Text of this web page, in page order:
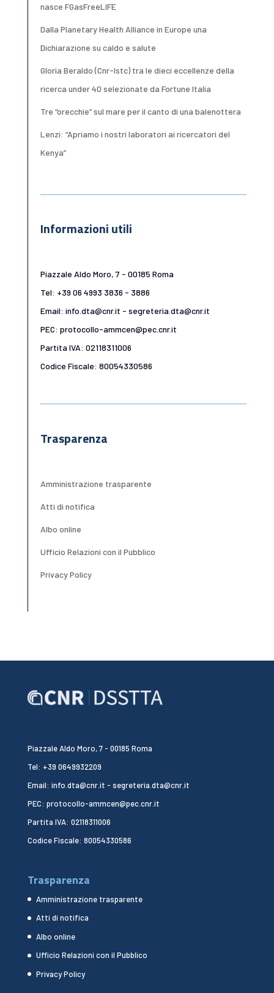
nasce FGasFreeLIFE
Dalla Planetary Health Alliance in Europe una
Dichiarazione su caldo e salute
Gloria Beraldo (Cnr-Istc) tra le dieci eccellenze della
ricerca under 40 selezionate da Fortune Italia
Tre “orecchie” sul mare per il canto di una balenottera
Lenzi: “Apriamo i nostri laboratori ai ricercatori del
Kenya”
Informazioni utili
Piazzale Aldo Moro, 7 - 00185 Roma
Tel: +39 06 4993 3836 - 3886
Email: info.dta@cnr.it - segreteria.dta@cnr.it
PEC: protocollo-ammcen@pec.cnr.it
Partita IVA: 02118311006
Codice Fiscale: 80054330586
Trasparenza
Amministrazione trasparente
Atti di notifica
Albo online
Ufficio Relazioni con il Pubblico
Privacy Policy
Piazzale Aldo Moro, 7 - 00185 Roma
Tel: +39 0649932209
Email: info.dta@cnr.it - segreteria.dta@cnr.it
PEC: protocollo-ammcen@pec.cnr.it
Partita IVA: 02118311006
Codice Fiscale: 80054330586
Trasparenza
Amministrazione trasparente
Atti di notifica
Albo online
Ufficio Relazioni con il Pubblico
Privacy Policy